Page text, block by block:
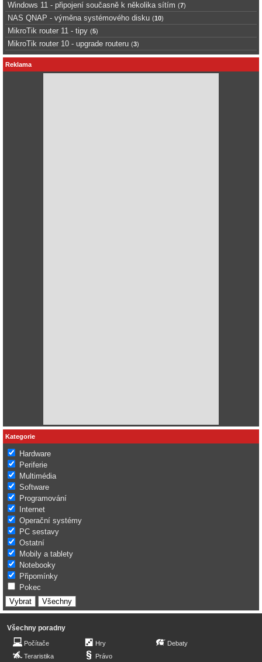
Windows 11 - připojení současně k několika sítím (7)
NAS QNAP - výměna systémového disku (10)
MikroTik router 11 - tipy (5)
MikroTik router 10 - upgrade routeru (3)
Reklama
Kategorie
Hardware
Periferie
Multimédia
Software
Programování
Internet
Operační systémy
PC sestavy
Ostatní
Mobily a tablety
Notebooky
Připomínky
Pokec
Všechny poradny
Počítače
Teraristika
Hry
Právo
Debaty